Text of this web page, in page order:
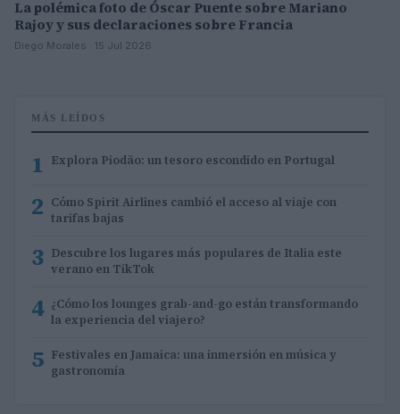
La polémica foto de Óscar Puente sobre Mariano
Rajoy y sus declaraciones sobre Francia
Diego Morales · 15 Jul 2026
MÁS LEÍDOS
1 Explora Piodão: un tesoro escondido en Portugal
2 Cómo Spirit Airlines cambió el acceso al viaje con
tarifas bajas
3 Descubre los lugares más populares de Italia este
verano en TikTok
4 ¿Cómo los lounges grab-and-go están transformando
la experiencia del viajero?
5 Festivales en Jamaica: una inmersión en música y
gastronomía